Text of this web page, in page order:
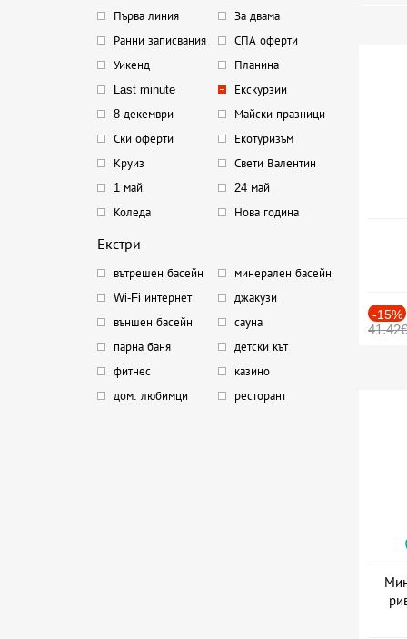
Първа линия
За двама
Ранни записвания
СПА оферти
Уикенд
Планина
Last minute
Екскурзии
8 декември
Майски празници
Ски оферти
Екотуризъм
Круиз
Свети Валентин
1 май
24 май
Коледа
Нова година
Екстри
вътрешен басейн
минерален басейн
Wi-Fi интернет
джакузи
външен басейн
сауна
парна баня
детски кът
фитнес
казино
дом. любимци
ресторант
-15%
41.42€